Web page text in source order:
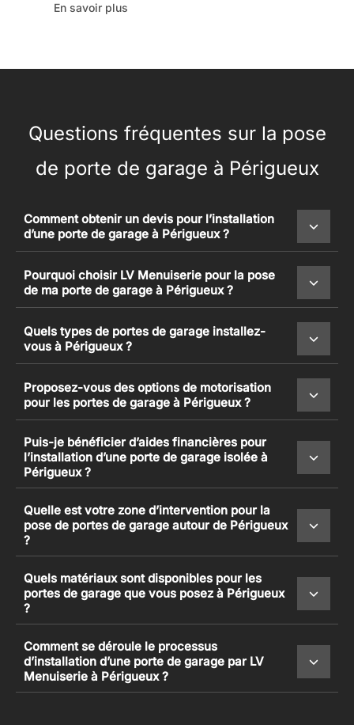
En savoir plus
Questions fréquentes sur la pose
de porte de garage à Périgueux
Comment obtenir un devis pour l’installation
d’une porte de garage à Périgueux ?
Pourquoi choisir LV Menuiserie pour la pose
de ma porte de garage à Périgueux ?
Quels types de portes de garage installez-
vous à Périgueux ?
Proposez-vous des options de motorisation
pour les portes de garage à Périgueux ?
Puis-je bénéficier d’aides financières pour
l’installation d’une porte de garage isolée à
Périgueux ?
Quelle est votre zone d’intervention pour la
pose de portes de garage autour de Périgueux
?
Quels matériaux sont disponibles pour les
portes de garage que vous posez à Périgueux
?
Comment se déroule le processus
d’installation d’une porte de garage par LV
Menuiserie à Périgueux ?